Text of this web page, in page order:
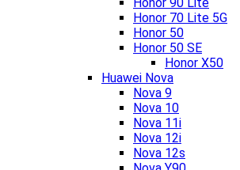
Honor 70 Lite 5G
Honor 50
Honor 50 SE
Honor X50
Huawei Nova
Nova 9
Nova 10
Nova 11i
Nova 12i
Nova 12s